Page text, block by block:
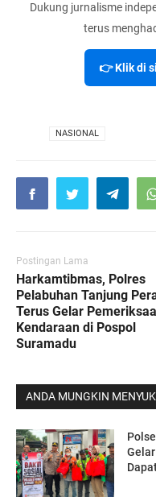
Dukung jurnalisme
terus
👉 Klik di
NASIONAL
Postingan Lama
Harkamtibmas, Polres
Pelabuhan Tanjung
Terus Gelar
Kendaraan di Pospol
Suramadu
ANDA MUNGKIN